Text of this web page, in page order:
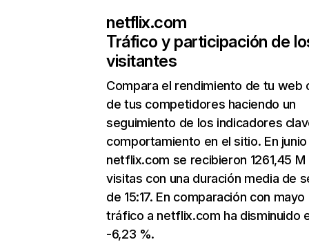
netflix.com
Tráfico y participación de
visitantes
Compara el rendimiento de tu web
de tus competidores haciendo un
seguimiento de los indicadores
comportamiento en el sitio. En junio
netflix.com se recibieron 1261,45 M
visitas con una duración media de
de 15:17. En comparación con mayo
tráfico a netflix.com ha disminuido
-6,23 %.